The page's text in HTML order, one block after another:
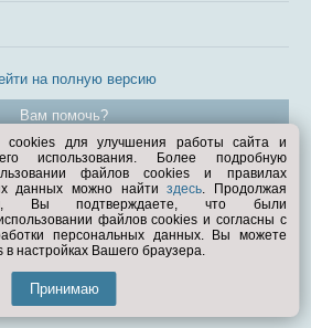
на полную версию
Вам помочь?
© Exist.ru 1998—2026
для улучшения работы сайта и
использования. Более подробную
файлов cookies и правилах
данных можно найтиздесь. Продолжая
Вы подтверждаете, что были
файлов cookies и согласны с
персональных данных. Вы можете
настройках Вашего браузера.
Принимаю